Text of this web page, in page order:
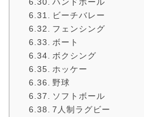
ビーチバレー
フェンシング
ボート
ボクシング
ホッケー
野球
ソフトボール
7人制ラグビー